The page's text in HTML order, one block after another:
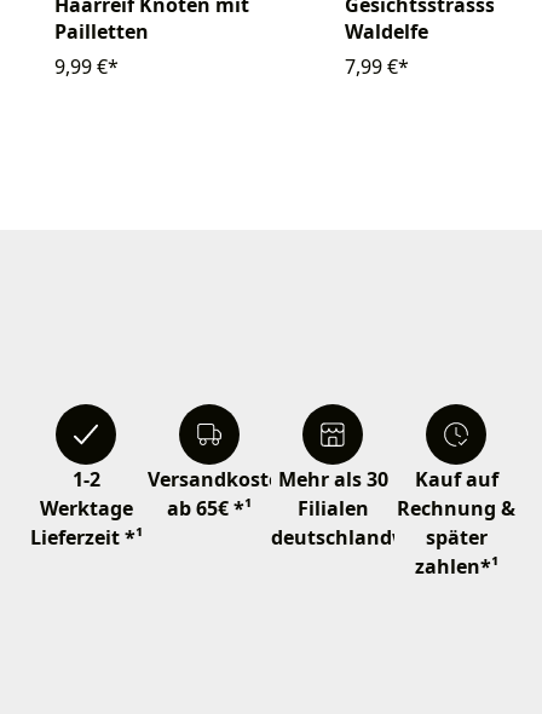
Pailletten
9,99 €*
Waldelfe
7,99 €*
1-2
Werktage
Lieferzeit *¹
Versandkostenfrei
ab 65€ *¹
Mehr als 30
Filialen
deutschlandweit
Kauf auf
Rechnung &
später
zahlen*¹